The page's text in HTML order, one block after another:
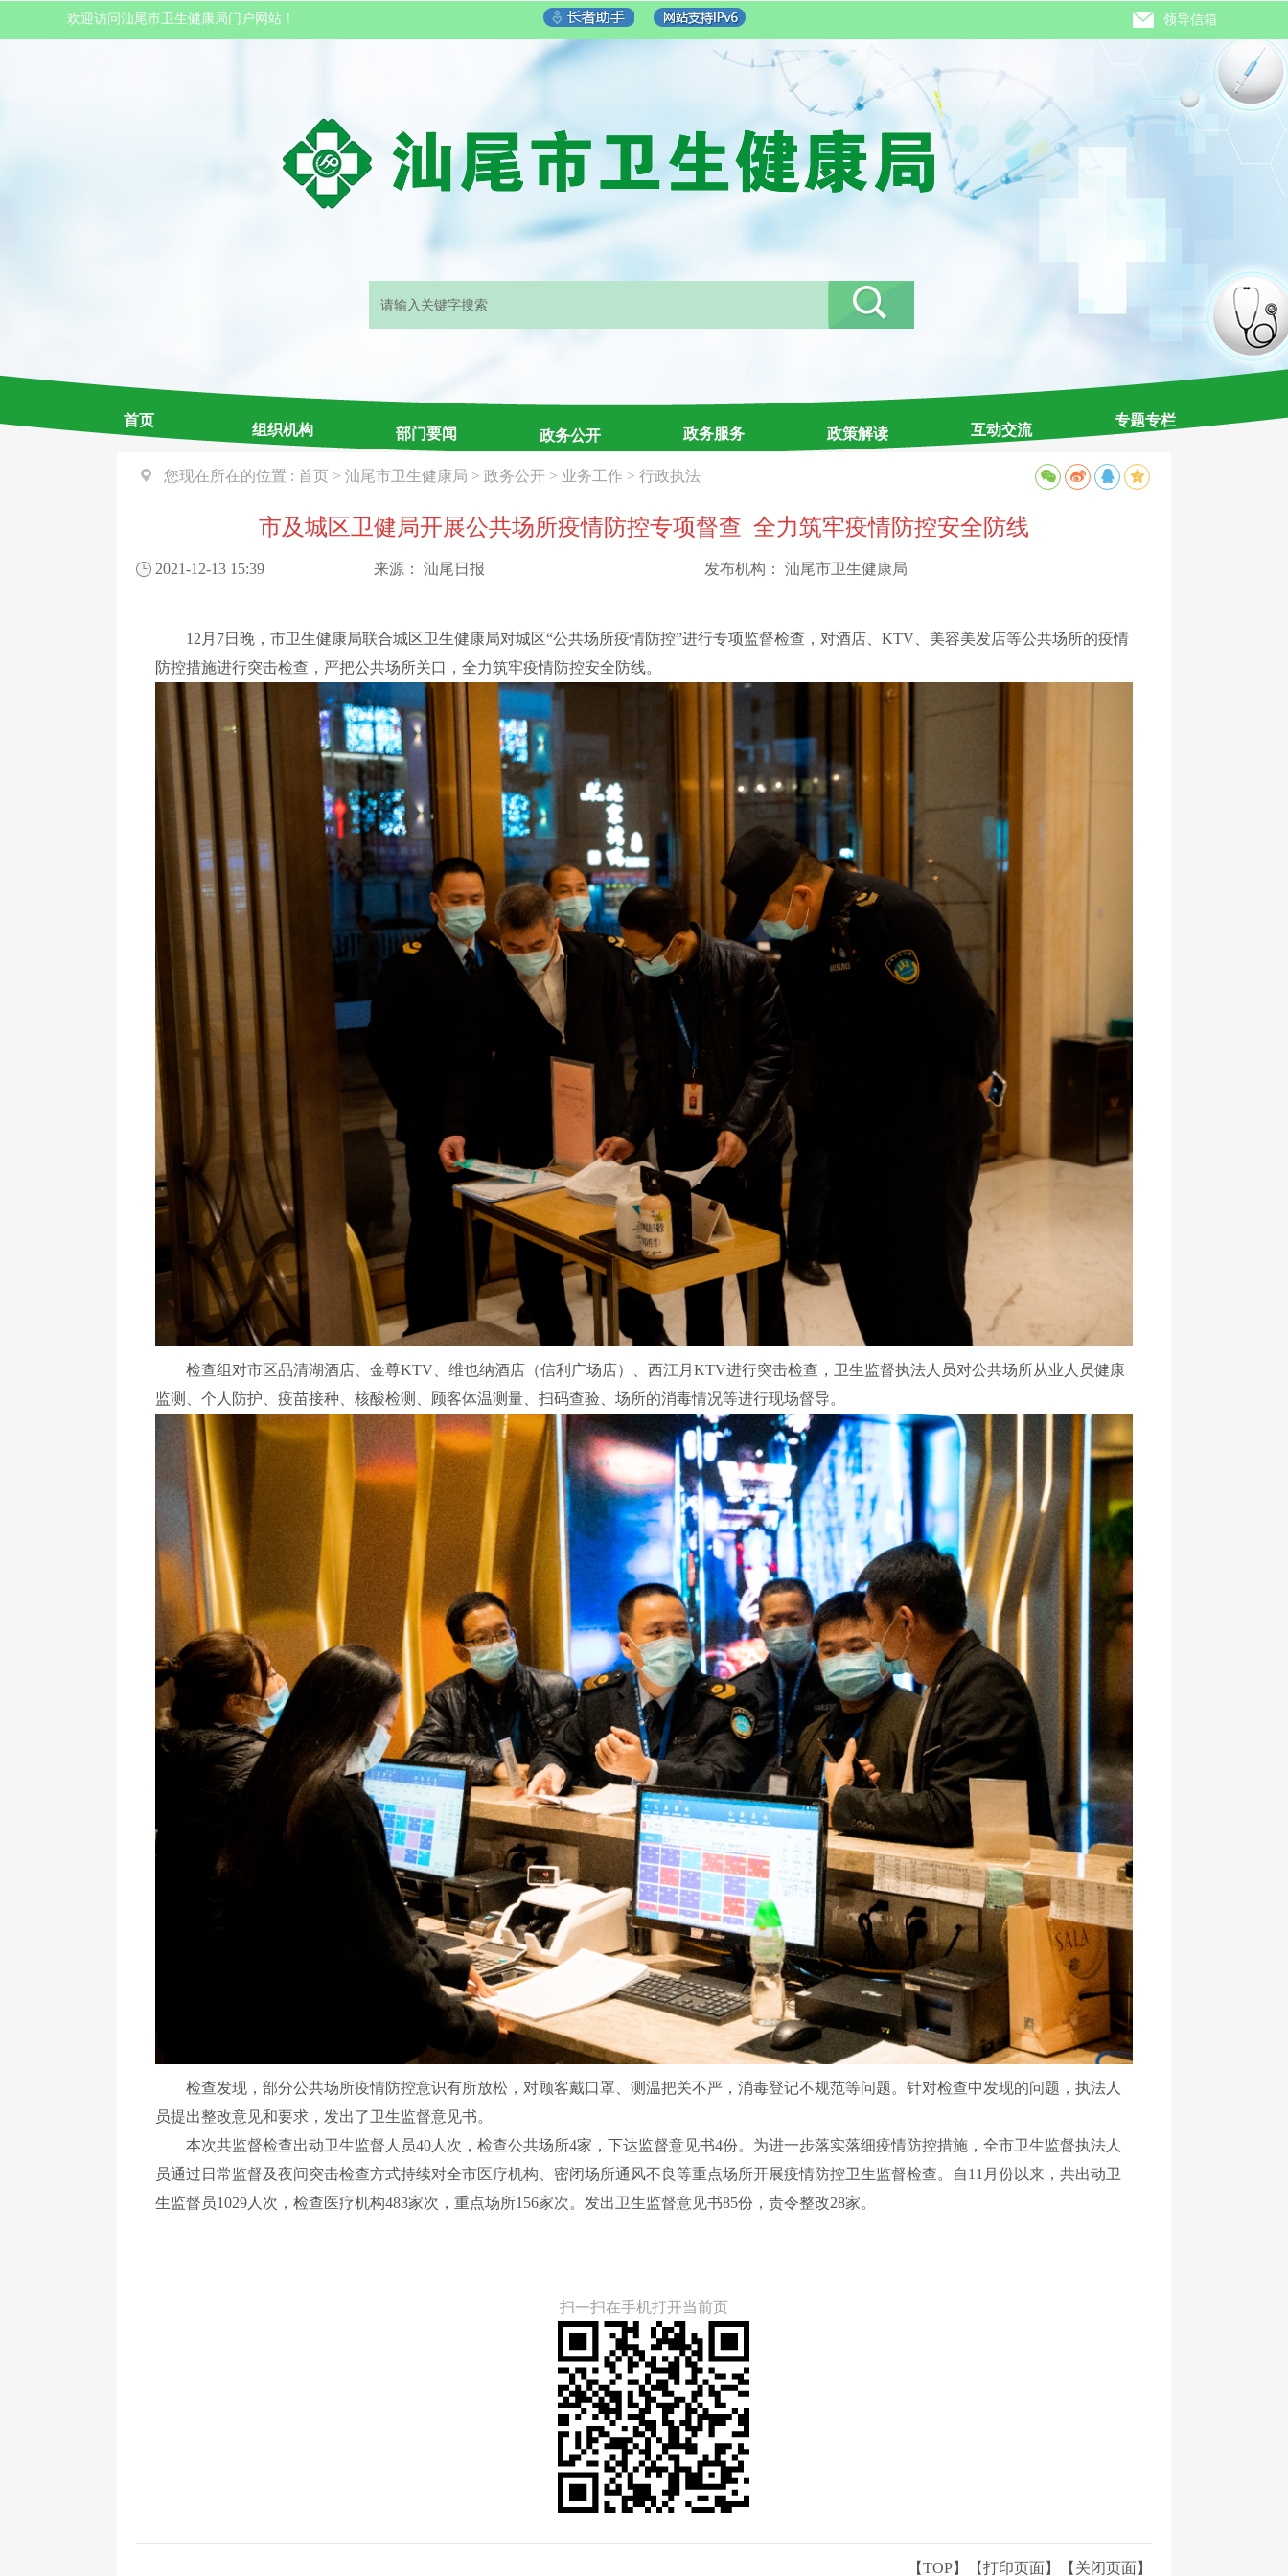
欢迎访问汕尾市卫生健康局门户网站！ 领导信箱
首页
组织机构 部门要闻 政务公开 政务服务 政策解读 互动交流
专题专栏
您现在所在的位置 : 首页 > 汕尾市卫生健康局 > 政务公开 > 业务工作 > 行政执法
市及城区卫健局开展公共场所疫情防控专项督查 全力筑牢疫情防控安全防线
2021-12-13 15:39 来源： 汕尾日报 发布机构： 汕尾市卫生健康局
12月7日晚，市卫生健康局联合城区卫生健康局对城区“公共场所疫情防控”进行专项监督检查，对酒店、KTV、美容美发店等公共场所的疫情
防控措施进行突击检查，严把公共场所关口，全力筑牢疫情防控安全防线。
检查组对市区品清湖酒店、金尊KTV、维也纳酒店（信利广场店）、西江月KTV进行突击检查，卫生监督执法人员对公共场所从业人员健康
监测、个人防护、疫苗接种、核酸检测、顾客体温测量、扫码查验、场所的消毒情况等进行现场督导。
检查发现，部分公共场所疫情防控意识有所放松，对顾客戴口罩、测温把关不严，消毒登记不规范等问题。针对检查中发现的问题，执法人
员提出整改意见和要求，发出了卫生监督意见书。
本次共监督检查出动卫生监督人员40人次，检查公共场所4家，下达监督意见书4份。为进一步落实落细疫情防控措施，全市卫生监督执法人
员通过日常监督及夜间突击检查方式持续对全市医疗机构、密闭场所通风不良等重点场所开展疫情防控卫生监督检查。自11月份以来，共出动卫
生监督员1029人次，检查医疗机构483家次，重点场所156家次。发出卫生监督意见书85份，责令整改28家。
扫一扫在手机打开当前页
【TOP】 【打印页面】【 关闭页面】